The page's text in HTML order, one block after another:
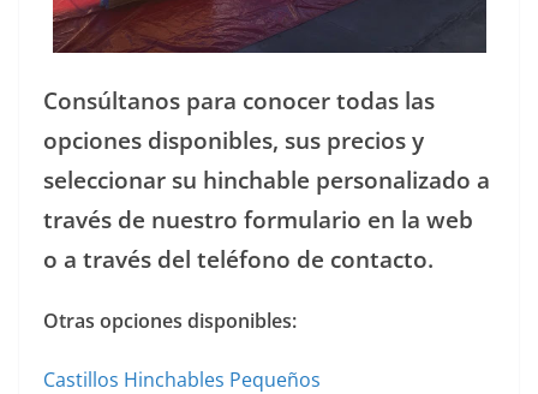
Consúltanos para conocer todas las
opciones disponibles, sus precios y
seleccionar su hinchable personalizado a
través de nuestro formulario en la web
o a través del teléfono de contacto.
Otras opciones disponibles:
Castillos Hinchables Pequeños